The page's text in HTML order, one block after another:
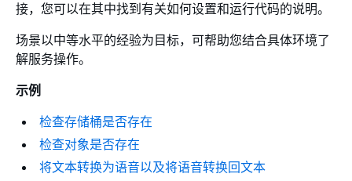
接，您可以在其中找到有关如何设置和运行代码的说明。
场景以中等水平的经验为目标，可帮助您结合具体环境了
解服务操作。
示例
检查存储桶是否存在
检查对象是否存在
将文本转换为语音以及将语音转换回文本